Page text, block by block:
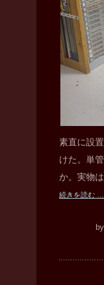
素直に設
けた。単
か。実物
続きを読む …